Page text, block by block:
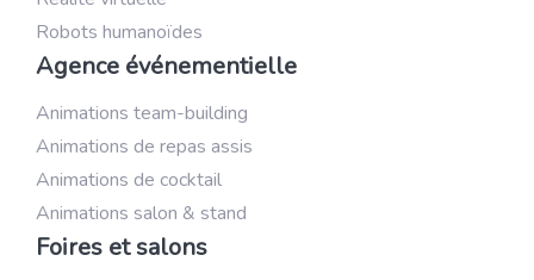
Robots humanoïdes
Agence événementielle
Animations team-building
Animations de repas assis
Animations de cocktail
Animations salon & stand
Foires et salons